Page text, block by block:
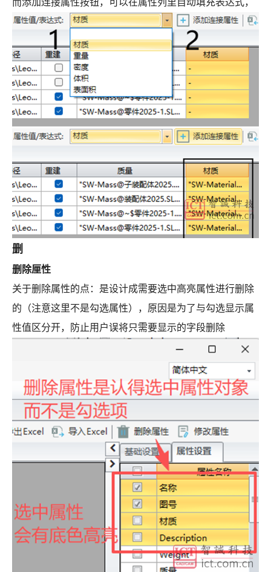
而添加连接属性按钮，可以在属性列里自动填充表达式，
删
删除厘性
关于删除属性的点：是设计成需要选中高亮属性进行删除
的（注意这里不是勾选属性），原因是为了与勾选显示属
性值区分开，防止用户误将只需要显示的字段删除